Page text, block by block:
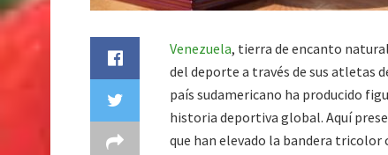
Venezuela, tierra de encanto
del deporte a través de sus atletas
país sudamericano ha producido
historia deportiva global. Aquí
que han elevado la bandera tricolor